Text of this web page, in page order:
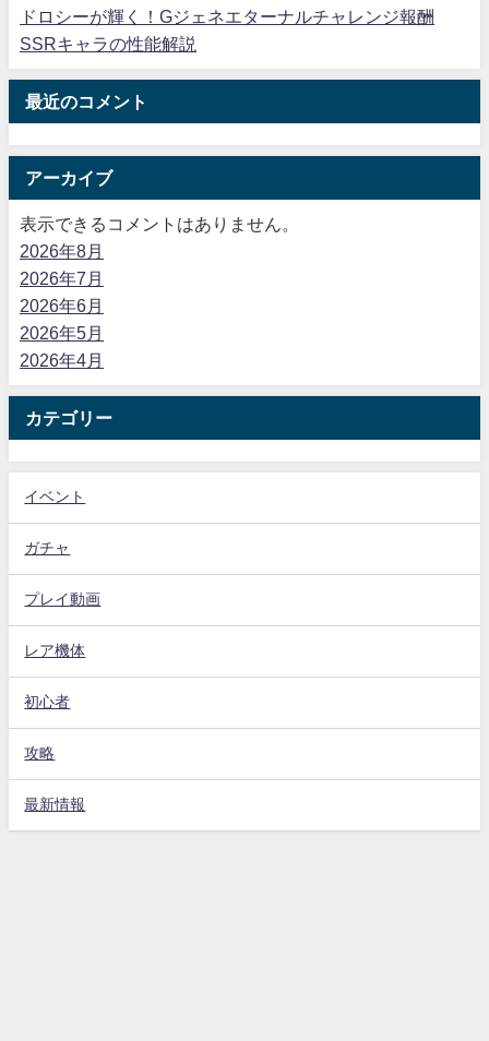
ドロシーが輝く！Gジェネエターナルチャレンジ報酬
SSRキャラの性能解説
最近のコメント
アーカイブ
表示できるコメントはありません。
2026年8月
2026年7月
2026年6月
2026年5月
2026年4月
カテゴリー
イベント
ガチャ
プレイ動画
レア機体
初心者
攻略
最新情報